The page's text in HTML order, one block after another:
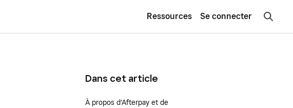
Ressources Se connecter
Dans cet article
À propos d’Afterpay et de